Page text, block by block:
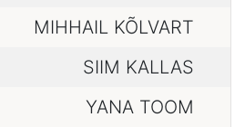
MIHHAIL KÕLVART
SIIM KALLAS
YANA TOOM